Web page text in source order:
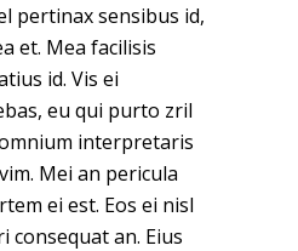
pertinax sensibus id,
et. Mea facilisis
id. Vis ei
eu qui purto zril
interpretaris
Mei an pericula
ei est. Eos ei nisl
consequat an. Eius